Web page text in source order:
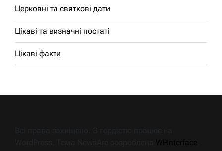
Церковні та святкові дати
Цікаві та визначні постаті
Цікаві факти